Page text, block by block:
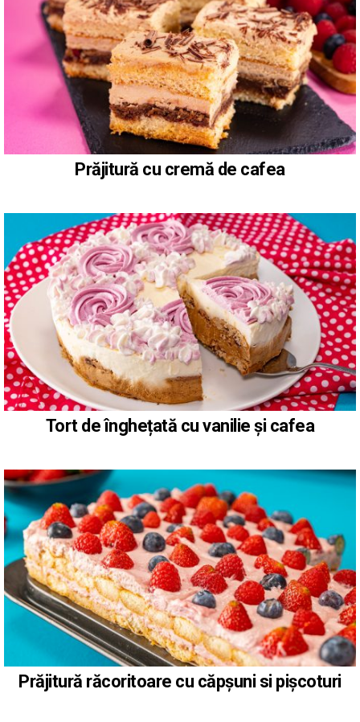
Prăjitură cu cremă de cafea
Tort de înghețată cu vanilie și cafea
Prăjitură răcoritoare cu căpșuni si pișcoturi